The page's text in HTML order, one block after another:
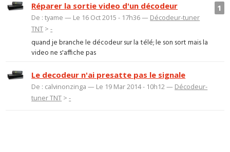
1
Réparer la sortie video d'un décodeur
De : tyame — Le 16 Oct 2015 - 17h36 — Décodeur-tuner
TNT >-
quand je branche le décodeur sur la télé; le son sort mais la
video ne s'affiche pas
Le decodeur n'ai presatte pas le signale
De : calvinonzinga — Le 19 Mar 2014 - 10h12 — Décodeur-
tuner TNT >-